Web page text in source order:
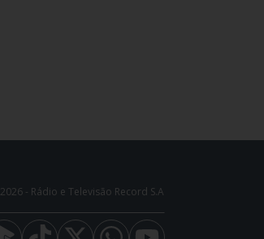
2026 - Rádio e Televisão Record S.A